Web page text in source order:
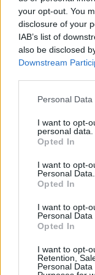
your opt-out. You
disclosure of your
IAB’s list of
also be disclosed
Downstream
Please note that
not limited to your
grant or deny
use your data for
consent section.
Personal
I want to opt-
personal data.
Opted In
I want to opt-
Personal Data.
Opted In
I want to opt-
Personal Data
Opted In
I want to opt-
Retention,
Personal
NECROLOGIE
Mario